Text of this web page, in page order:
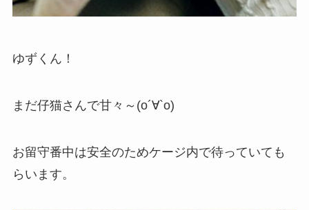
ゆずくん！
まだ仔猫さんで甘々～(о´∀`о)
お留守番中は安全のためケージ内で待っていても
らいます。